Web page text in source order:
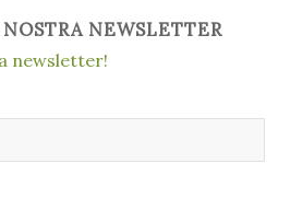
NEWSLETTER
newsletter!